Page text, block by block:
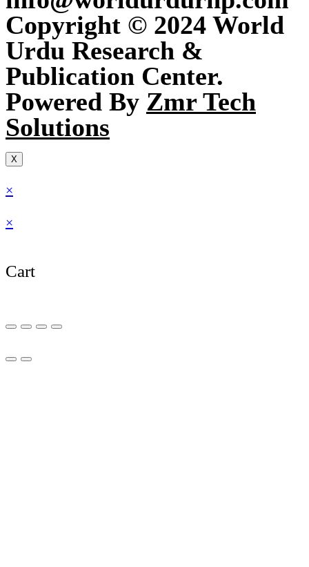
Copyright © 2024 World
Urdu Research &
Publication Center.
Powered By Zmr Tech
Solutions
X
×
×
Cart